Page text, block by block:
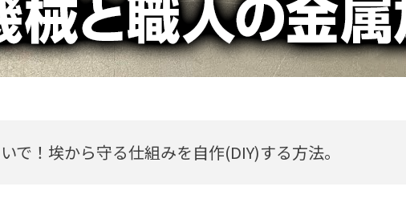
で！埃から守る仕組みを自作(DIY)する方法。